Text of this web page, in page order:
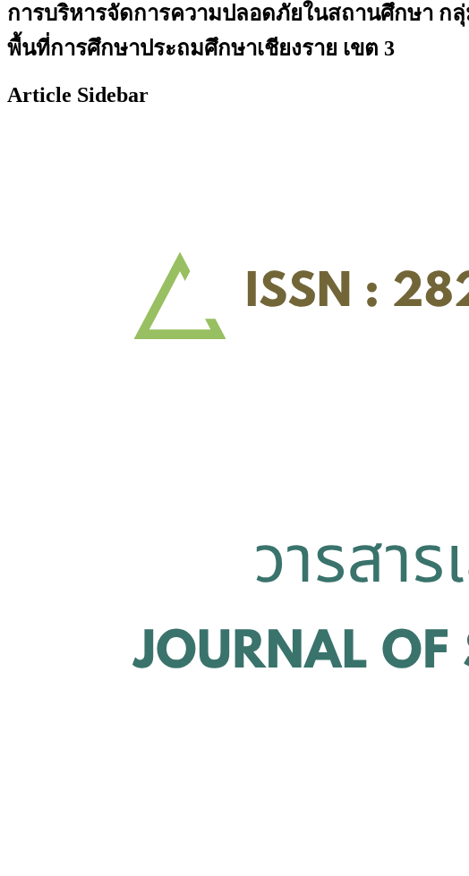
การบริหารจัดการความปลอดภัยในสถานศึกษา ก
พื้นที่การศึกษาประถมศึกษาเชียงราย เขต 3
Article Sidebar